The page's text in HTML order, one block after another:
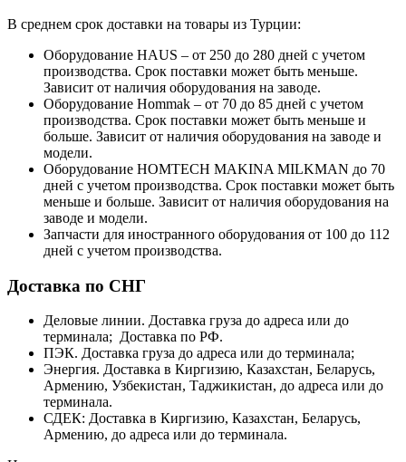
В среднем срок доставки на товары из Турции:
Оборудование HAUS – от 250 до 280 дней с учетом
производства. Срок поставки может быть меньше.
Зависит от наличия оборудования на заводе.
Оборудование Hommak – от 70 до 85 дней с учетом
производства. Срок поставки может быть меньше и
больше. Зависит от наличия оборудования на заводе и
модели.
Оборудование HOMTECH MAKINA MILKMAN до 70
дней с учетом производства. Срок поставки может быть
меньше и больше. Зависит от наличия оборудования на
заводе и модели.
Запчасти для иностранного оборудования от 100 до 112
дней с учетом производства.
Доставка по СНГ
Деловые линии. Доставка груза до адреса или до
терминала; Доставка по РФ.
ПЭК. Доставка груза до адреса или до терминала;
Энергия. Доставка в Киргизию, Казахстан, Беларусь,
Армению, Узбекистан, Таджикистан, до адреса или до
терминала.
СДЕК: Доставка в Киргизию, Казахстан, Беларусь,
Армению, до адреса или до терминала.